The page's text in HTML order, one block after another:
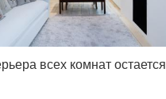
всех комнат остается